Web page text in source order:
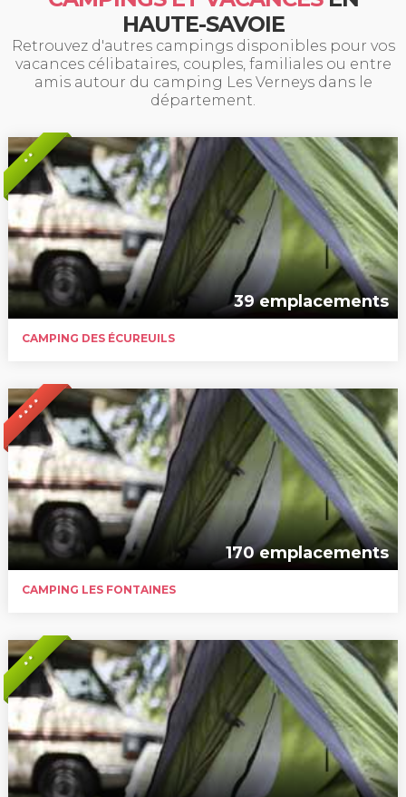
HAUTE-SAVOIE
Retrouvez d'autres campings disponibles pour vos
vacances célibataires, couples, familiales ou entre
amis autour du camping Les Verneys dans le
département.
* *
39 emplacements
CAMPING DES ÉCUREUILS
* * * *
170 emplacements
CAMPING LES FONTAINES
* *